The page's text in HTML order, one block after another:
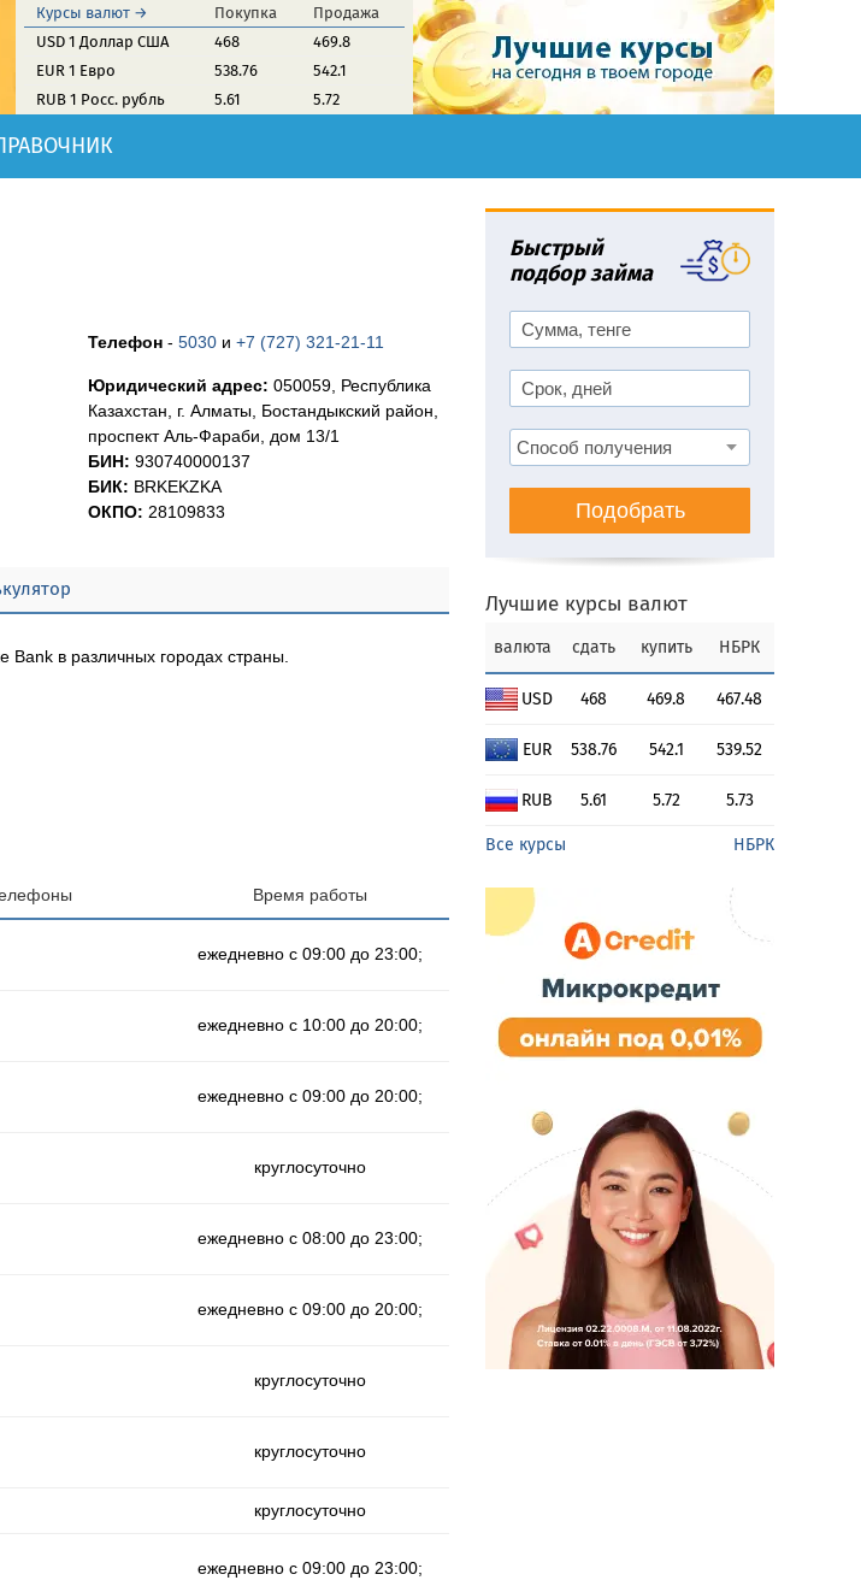
Курсы валют → Покупка
Продажа
USD 1 Доллар США
468
469.8
EUR 1 Евро
538.76
542.1
RUB 1 Росс. рубль
5.61 5.72
Телефон - 5030 и +7 (727) 321-21-11
Юридический адрес: 050059, Республика
Казахстан, г. Алматы, Бостандыкский район,
проспект Аль-Фараби, дом 13/1
БИН: 930740000137
БИК: BRKEKZKA
ОКПО: 28109833
в различных городах страны.
Время работы
ежедневно с 09:00 до 23:00;
ежедневно с 10:00 до 20:00;
ежедневно с 09:00 до 20:00;
круглосуточно
ежедневно с 08:00 до 23:00;
ежедневно с 09:00 до 20:00;
круглосуточно
круглосуточно
круглосуточно
ежедневно с 09:00 до 23:00;
Быстрый
подбор займа
Подобрать
Лучшие курсы валют
валюта сдать купить НБРК
USD 468 469.8 467.48
EUR 538.76 542.1 539.52
RUB 5.61 5.72 5.73
Все курсы НБРК